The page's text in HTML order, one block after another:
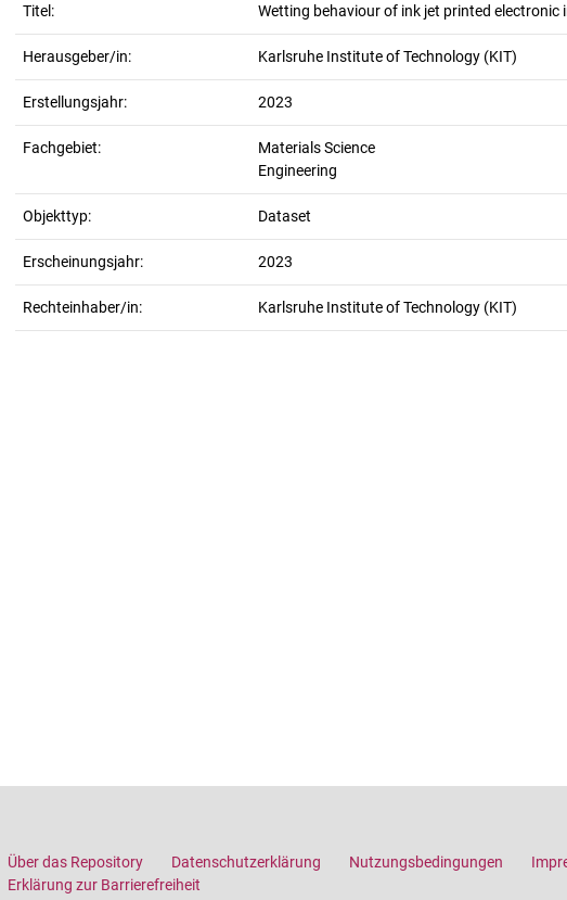
Titel: Wetting behaviour of ink jet printed
Herausgeber/in: Karlsruhe Institute of Technology (KIT)
Erstellungsjahr: 2023
Fachgebiet:
Materials Science
Engineering
Objekttyp: Dataset
Erscheinungsjahr: 2023
Rechteinhaber/in: Karlsruhe Institute of Technology (KIT)
Über das Repository Datenschutzerklärung Nutzungsbedingungen
Erklärung zur Barrierefreiheit